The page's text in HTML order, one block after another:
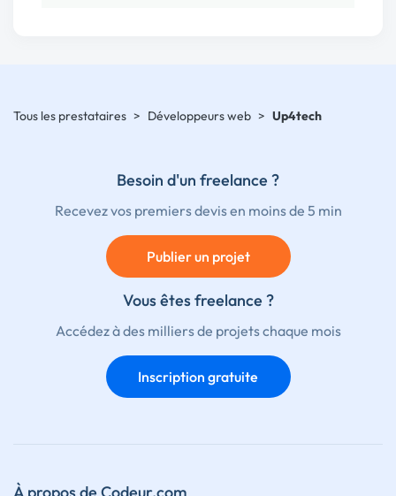
Tous les prestataires > Développeurs web > Up4tech
Besoin d'un freelance ?
Recevez vos premiers devis en moins de 5 min
Publier un projet
Vous êtes freelance ?
Accédez à des milliers de projets chaque mois
Inscription gratuite